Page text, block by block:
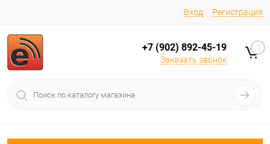
Вход Регистрация
+7 (902) 892-45-19
Заказать звонок
0